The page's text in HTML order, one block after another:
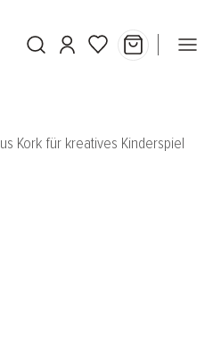
Kork für kreatives Kinderspiel